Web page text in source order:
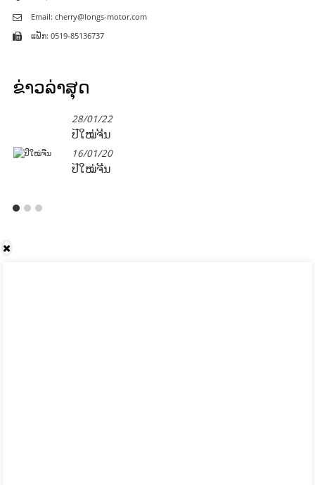
Email: cherry@longs-motor.com
ແຟັກ: 0519-85136737
ຂ່າວ​ລ່າ​ສຸດ
28/01/22
ປີໃໝ່ຈີນ
16/01/20
ປີໃໝ່ຈີນ